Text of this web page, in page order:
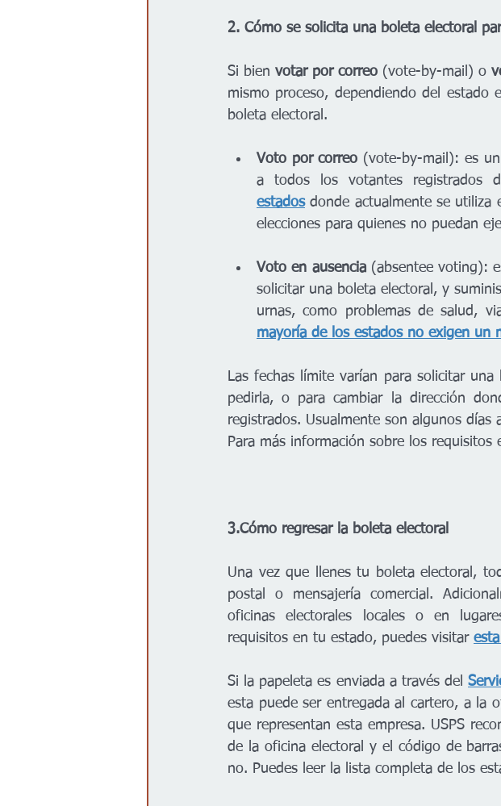
2. Cómo se solicita una boleta electoral
Si bien votar por correo (vote-by-mail) o
mismo proceso, dependiendo del estado
boleta electoral.
Voto por correo (vote-by-mail): es
a todos los votantes registrados
estados donde actualmente se utiliza
elecciones para quienes no puedan
Voto en ausencia (absentee voting):
solicitar una boleta electoral, y
urnas, como problemas de salud,
mayoría de los estados no exigen un
Las fechas límite varían para solicitar
pedirla, o para cambiar la dirección
registrados. Usualmente son algunos días
Para más información sobre los
3.Cómo regresar la boleta electoral
Una vez que llenes tu boleta electoral,
postal o mensajería comercial.
oficinas electorales locales o en
requisitos en tu estado, puedes visitar
Si la papeleta es enviada a través del
esta puede ser entregada al cartero, a la
que representan esta empresa. USPS
de la oficina electoral y el código de
no. Puedes leer la lista completa de los